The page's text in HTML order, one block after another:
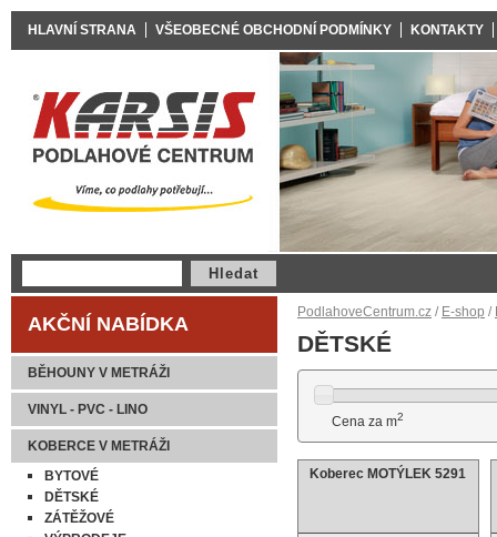
AKČNÍ NABÍDKA
BĚHOUNY V METRÁŽI
VINYL - PVC - LINO
KOBERCE V METRÁŽI
BYTOVÉ
DĚTSKÉ
ZÁTĚŽOVÉ
PodlahoveCentrum.cz / E-shop /
DĚTSKÉ
Cena za m2
Koberec MOTÝLEK 5291
HLAVNÍ STRANA VŠEOBECNÉ OBCHODNÍ PODMÍNKY KONTAKTY